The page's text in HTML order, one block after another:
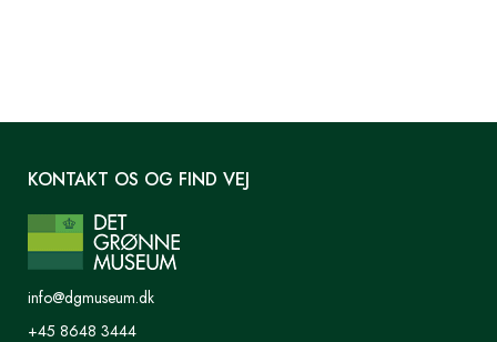
KONTAKT OS OG FIND VEJ
info@dgmuseum.dk
+45 8648 3444